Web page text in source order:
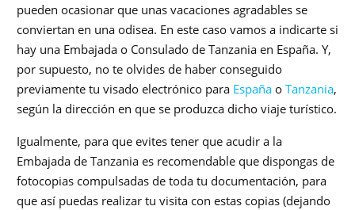
pueden ocasionar que unas vacaciones agradables se
conviertan en una odisea. En este caso vamos a indicarte si
hay una Embajada o Consulado de Tanzania en España. Y,
por supuesto, no te olvides de haber conseguido
previamente tu visado electrónico para España o Tanzania,
según la dirección en que se produzca dicho viaje turístico.
Igualmente, para que evites tener que acudir a la
Embajada de Tanzania es recomendable que dispongas de
fotocopias compulsadas de toda tu documentación, para
que así puedas realizar tu visita con estas copias (dejando